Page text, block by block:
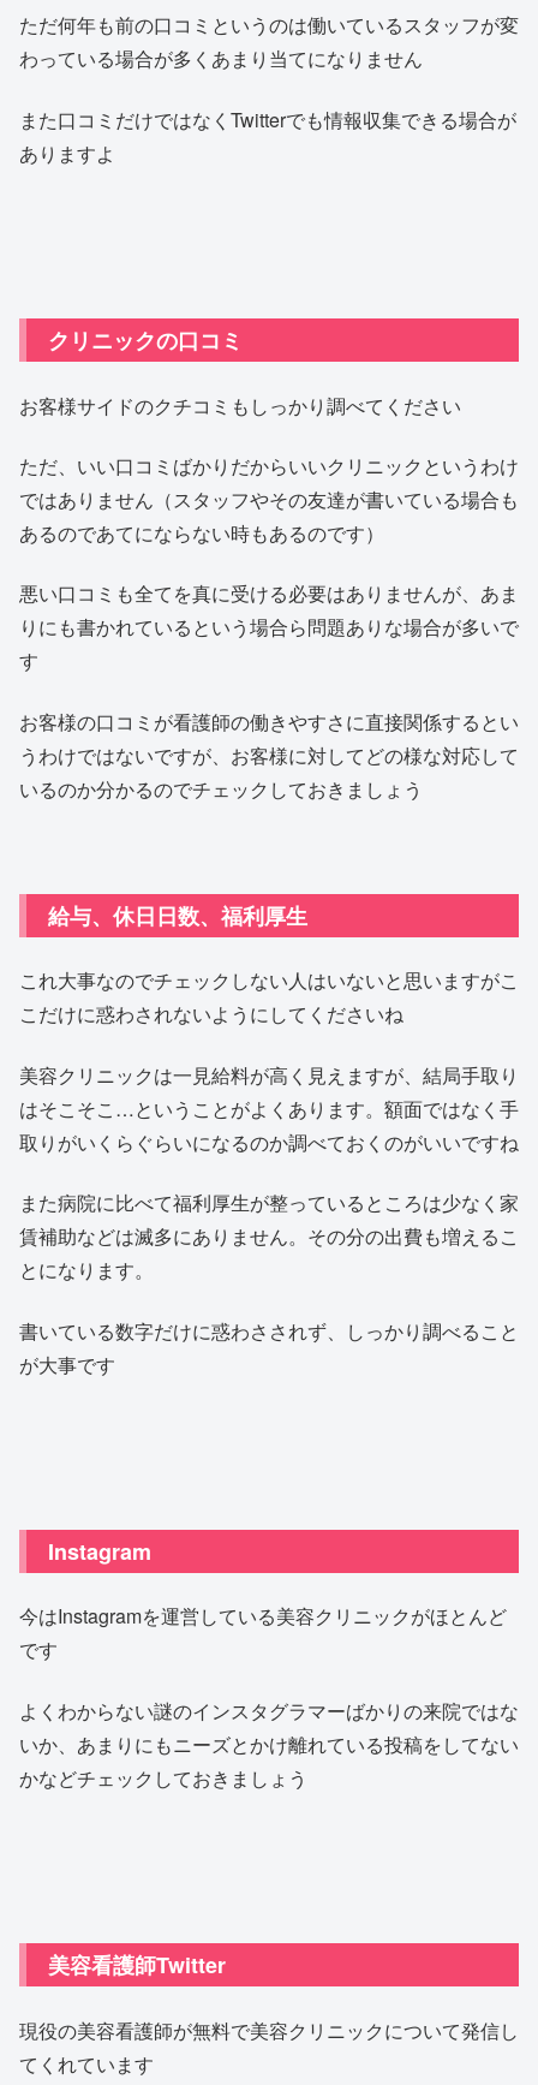
ただ何年も前の口コミというのは働いているスタッフが変
わっている場合が多くあまり当てになりません
また口コミだけではなくTwitterでも情報収集できる場合が
ありますよ
クリニックの口コミ
お客様サイドのクチコミもしっかり調べてください
ただ、いい口コミばかりだからいいクリニックというわけ
ではありません（スタッフやその友達が書いている場合も
あるのであてにならない時もあるのです）
悪い口コミも全てを真に受ける必要はありませんが、あま
りにも書かれているという場合ら問題ありな場合が多いで
す
お客様の口コミが看護師の働きやすさに直接関係するとい
うわけではないですが、お客様に対してどの様な対応して
いるのか分かるのでチェックしておきましょう
給与、休日日数、福利厚生
これ大事なのでチェックしない人はいないと思いますがこ
こだけに惑わされないようにしてくださいね
美容クリニックは一見給料が高く見えますが、結局手取り
はそこそこ…ということがよくあります。額面ではなく手
取りがいくらぐらいになるのか調べておくのがいいですね
また病院に比べて福利厚生が整っているところは少なく家
賃補助などは滅多にありません。その分の出費も増えるこ
とになります。
書いている数字だけに惑わさされず、しっかり調べること
が大事です
Instagram
今はInstagramを運営している美容クリニックがほとんど
です
よくわからない謎のインスタグラマーばかりの来院ではな
いか、あまりにもニーズとかけ離れている投稿をしてない
かなどチェックしておきましょう
美容看護師Twitter
現役の美容看護師が無料で美容クリニックについて発信し
てくれています